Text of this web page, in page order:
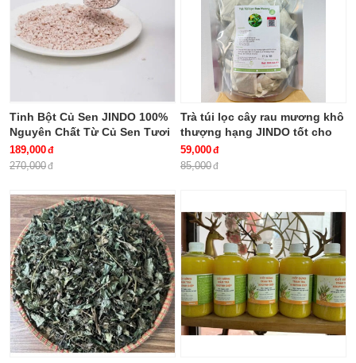
Tinh Bột Củ Sen JINDO 100%
Nguyên Chất Từ Củ Sen Tươi
Không Pha giúp thanh nhiệt,
giải độc, bổ khí, dưỡng huyết
189,000
270,000
Trà túi lọc cây rau mương khô
thượng hạng JINDO tốt cho
người HP dạ dày
59,000
85,000